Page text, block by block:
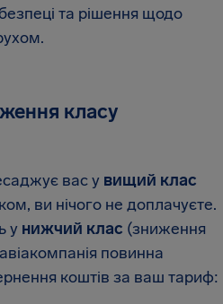
та рішення щодо
класу
вас у вищий клас
ви нічого не доплачуєте.
у нижчий клас (зниження
повинна
коштів за ваш тариф: